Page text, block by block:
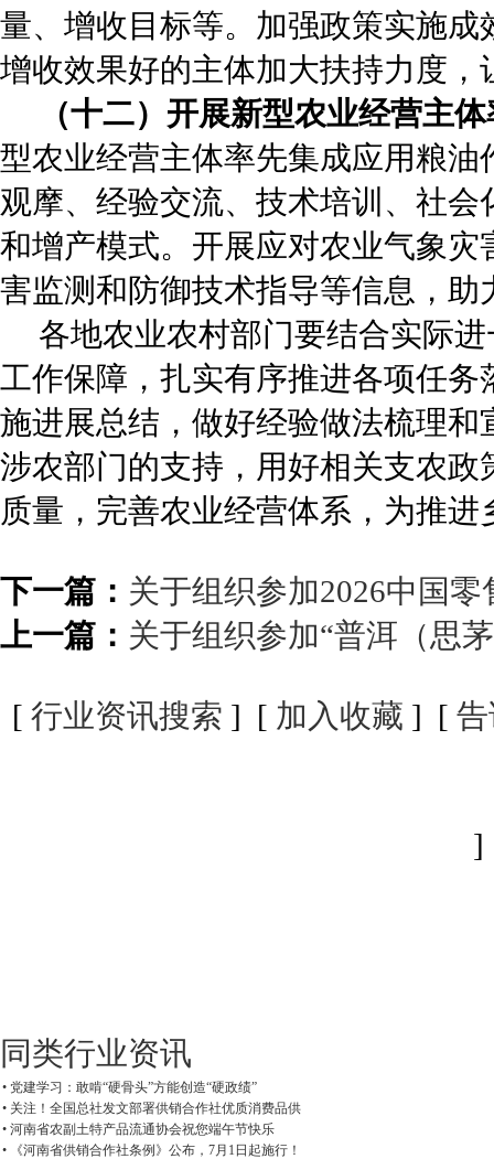
量、增收目标等。加强政策实施
增收效果好的主体加大扶持力度
（十二）开展新型农业经营主体
型农业经营主体率先集成应用粮
观摩、经验交流、技术培训、社
和增产模式。开展应对农业气象
害监测和防御技术指导等信息，助
各地农业农村部门要结合实际进
工作保障，扎实有序推进各项任
施进展总结，做好经验做法梳理
涉农部门的支持，用好相关支农
质量，完善农业经营体系，为推
下一篇： 关于组织参加2026中国
上一篇： 关于组织参加“普洱（思
[ 行业资讯搜索 ] [ 加入收藏 ] [
同类行业资讯
• 党建学习：敢啃“硬骨头”方能创造“硬政绩”
• 关注！全国总社发文部署供销合作社优质消费品供
• 河南省农副土特产品流通协会祝您端午节快乐
• 《河南省供销合作社条例》公布，7月1日起施行！